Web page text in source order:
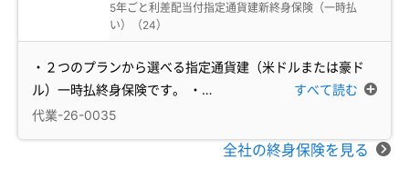
5年ごと利差配当付指定通貨建新終身保険（一時払
い）（24）
・２つのプランから選べる指定通貨建（米ドルまたは豪ド
ル）一時払終身保険です。 ・ …
すべて読む
代業-26-0035
全社の終身保険を見る